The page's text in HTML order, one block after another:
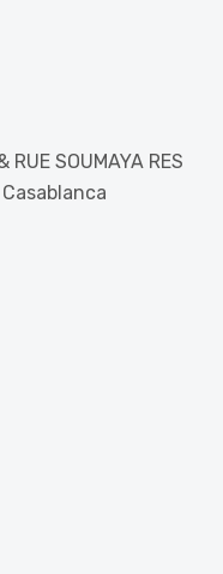
RUE SOUMAYA RES
Casablanca